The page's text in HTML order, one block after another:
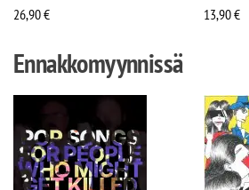
26,90€
13,90€
Ennakkomyynnissä